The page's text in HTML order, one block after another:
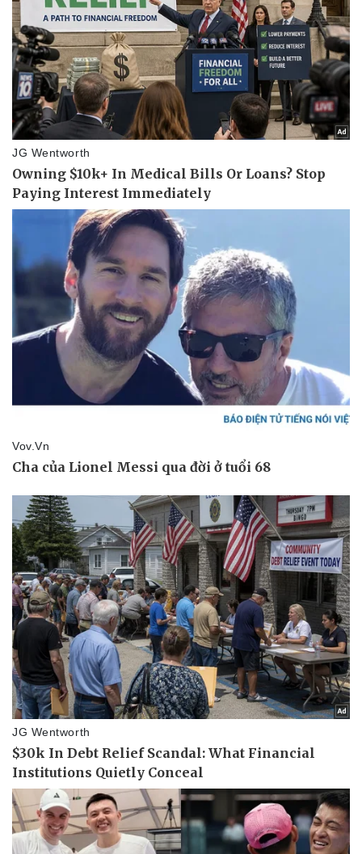
Kinh tế
Bất động sản
Khởi nghiệp
Thị trường
Giá vàng
Tiêu dùng
Tỷ giá
Chứng khoán
Giá cà phê
Vụ án
Tin nóng
Tư vấn luật
Việt Nam
Phân tích